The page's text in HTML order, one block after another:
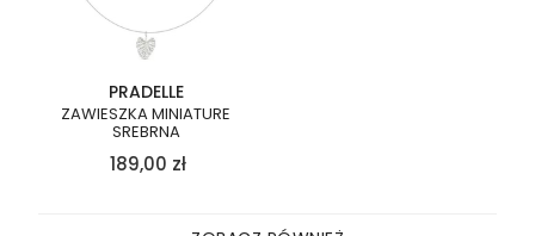
PRADELLE
ZAWIESZKA MINIATURE
SREBRNA
189,00 zł